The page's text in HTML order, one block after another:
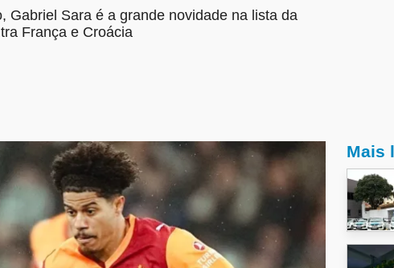
Gabriel Sara é a grande novidade na lista da
França e Croácia
Mais